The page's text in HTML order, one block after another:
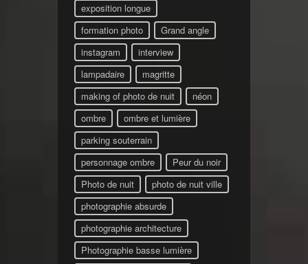
exposition longue
formation photo
Grand angle
instagram
interview
lampadaire
magritte
making of photo de nuit
néon
ombre
ombre et lumière
parking souterrain
personnage ombre
Peur du noir
Photo de nuit
photo de nuit ville
photographie absurde
photographie architecture
Photographie basse lumière